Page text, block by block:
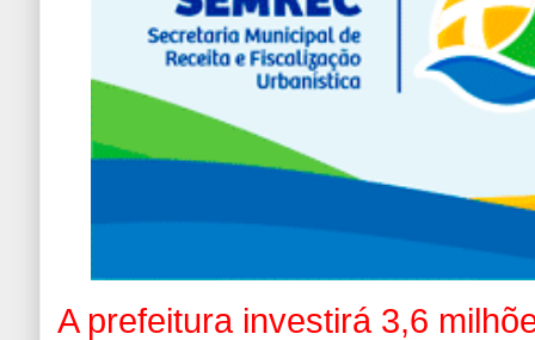
A prefeitura investirá 3,6